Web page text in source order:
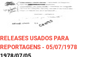
RELEASES USADOS PARA
REPORTAGENS - 05/07/1978